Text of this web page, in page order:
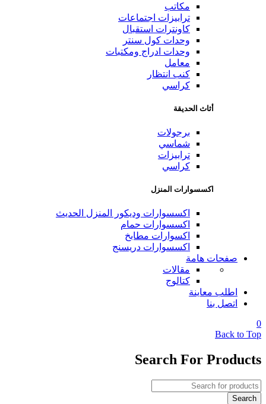
مكاتب
ترابيزات اجتماعات
كاونترات استقبال
وحدات كول سنتر
وحدات ادراج ومكتبات
معامل
كنب انتظار
كراسي
أثاث الحديقة
برجولات
شماسي
ترابيزات
كراسي
اكسسوارات المنزل
اكسسوارات وديكور المنزل الحديث
اكسسوارات حمام
اكسوارات مطابخ
اكسسوارات دريسنج
صفحات هامة
مقالات
كتالوج
اطلب معاينة
اتصل بنا
0
Back to Top
Search For Products